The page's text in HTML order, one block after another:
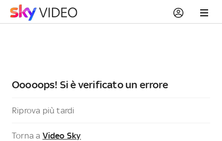
Ooooops! Si è verificato un errore
Riprova più tardi
Torna a Video Sky